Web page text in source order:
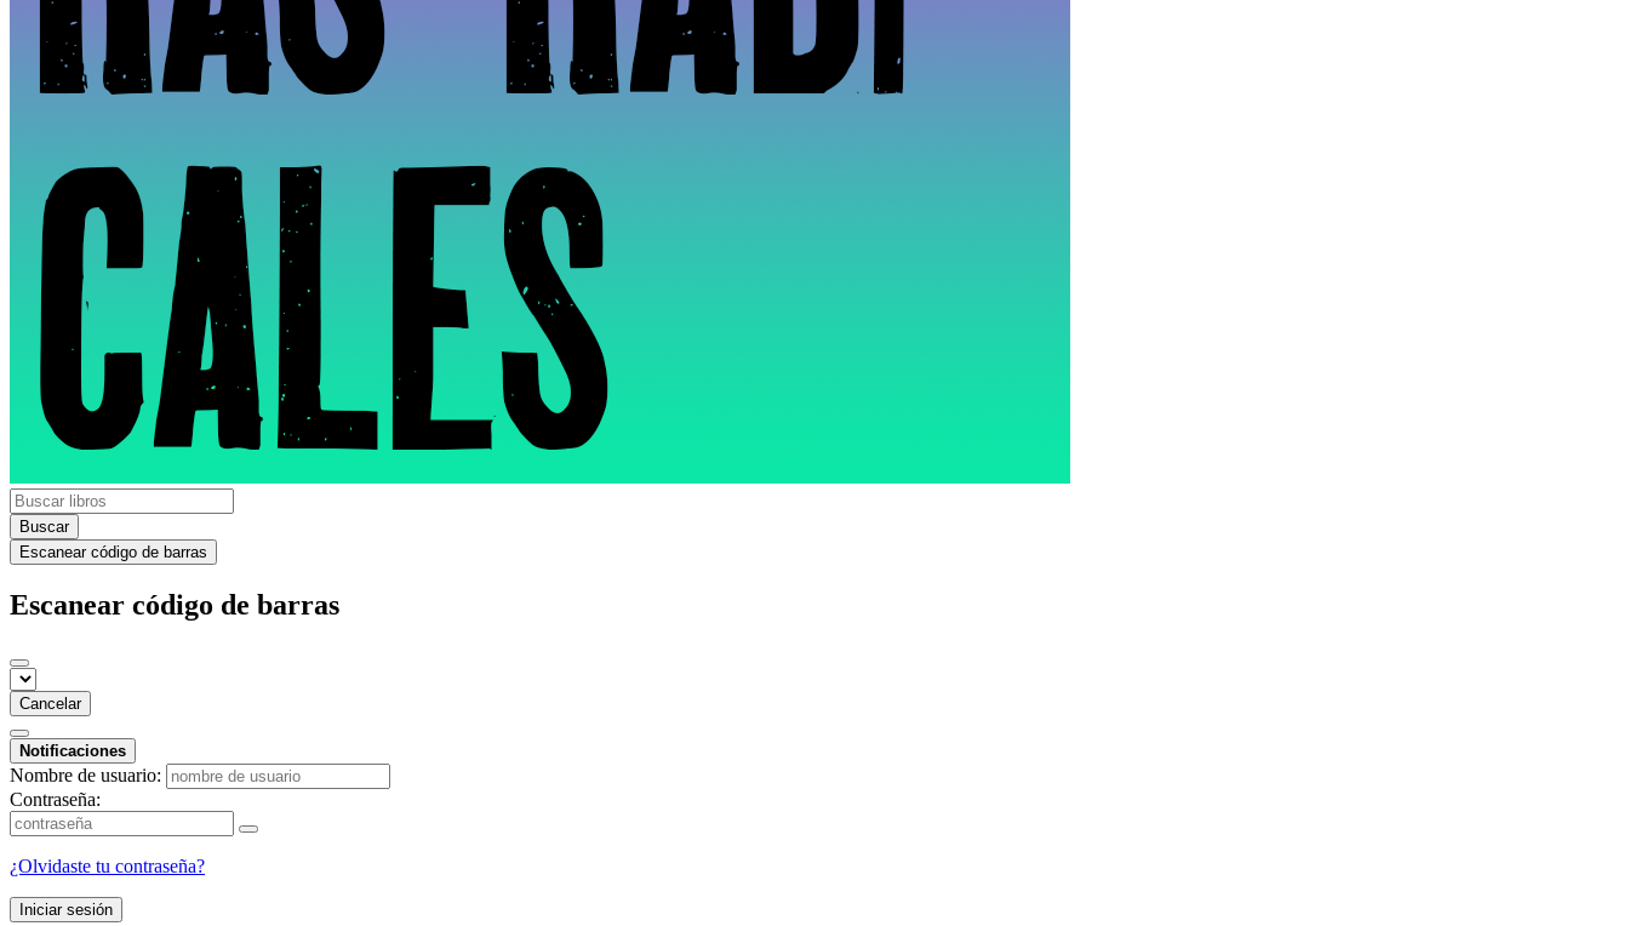
Buscar
Escanear código de barras
Escanear código de barras
Cancelar
Notificaciones
Nombre de usuario:
Contraseña:
¿Olvidaste tu contraseña?
Iniciar sesión